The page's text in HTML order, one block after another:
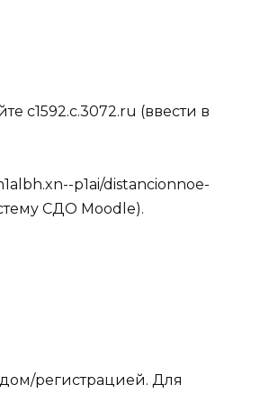
c1592.c.3072.ru (ввести в
p1ai/distancionnoe-
СДО Moodle).
регистрацией. Для